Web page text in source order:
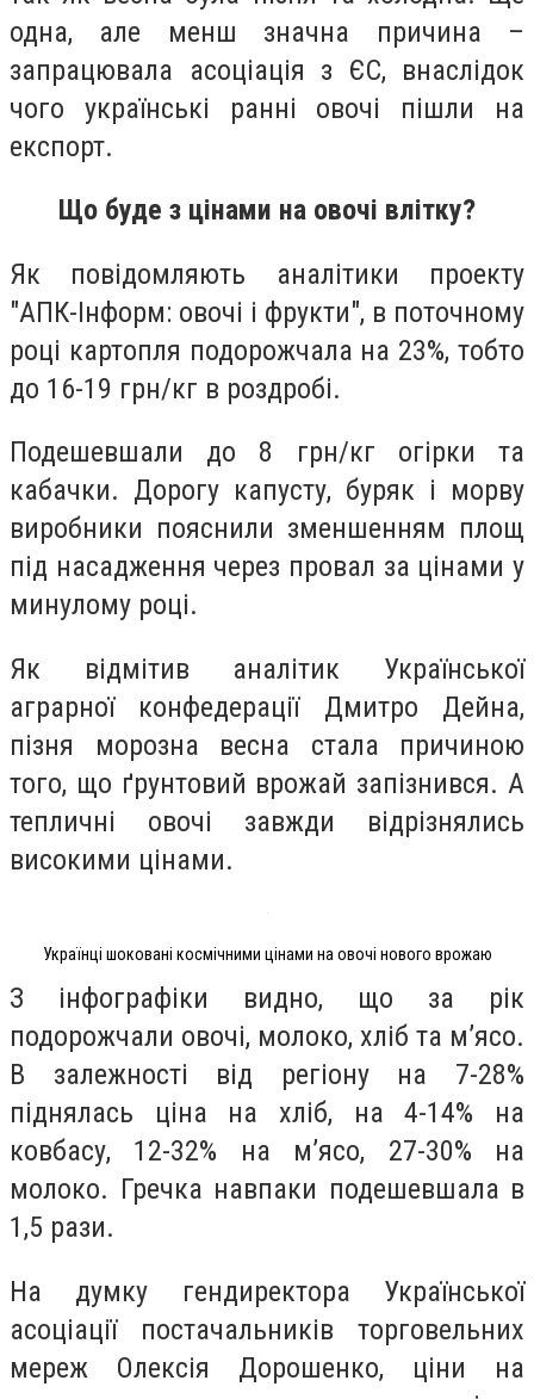
одна, але менш значна причина –
запрацювала асоціація з ЄС, внаслідок
чого українські ранні овочі пішли на
експорт.
Що буде з цінами на овочі влітку?
Як повідомляють аналітики проекту
"АПК-Інформ: овочі і фрукти", в поточному
році картопля подорожчала на 23%, тобто
до 16-19 грн/кг в роздробі.
Подешевшали до 8 грн/кг огірки та
кабачки. Дорогу капусту, буряк і морву
виробники пояснили зменшенням площ
під насадження через провал за цінами у
минулому році.
Як відмітив аналітик Української
аграрної конфедерації Дмитро Дейна,
пізня морозна весна стала причиною
того, що ґрунтовий врожай запізнився. А
тепличні овочі завжди відрізнялись
високими цінами.
Українці шоковані космічними цінами на овочі нового врожаю
З інфографіки видно, що за рік
подорожчали овочі, молоко, хліб та м’ясо.
В залежності від регіону на 7-28%
піднялась ціна на хліб, на 4-14% на
ковбасу, 12-32% на м’ясо, 27-30% на
молоко. Гречка навпаки подешевшала в
1,5 рази.
На думку гендиректора Української
асоціації постачальників торговельних
мереж Олексія Дорошенко, ціни на